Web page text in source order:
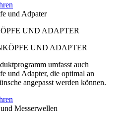
und Adpater
UND ADAPTER
umfasst auch
und Adapter, die optimal an
angepasst werden können.
Messerwellen